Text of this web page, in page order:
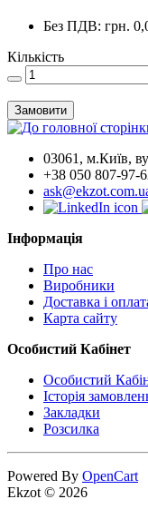
Без ПДВ: грн.
Кількість
Замовити
03061, м.Київ,
+38 050 807-97-
Інформація
Про нас
Виробники
Доставка і
Карта сайту
Особистий Кабінет
Особистий
Історія
Закладки
Розсилка
Powered By OpenCart
Ekzot © 2026